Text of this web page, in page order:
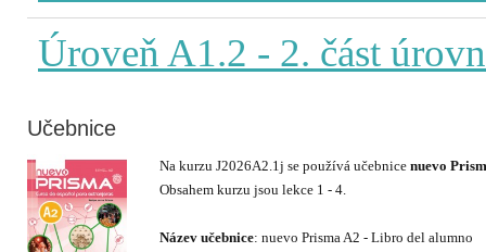
Úroveň A1.2 - 2. část
Učebnice
Na kurzu J2026A2.1j se používá učebnice nuevo
Obsahem kurzu jsou lekce 1 - 4.
Název učebnice